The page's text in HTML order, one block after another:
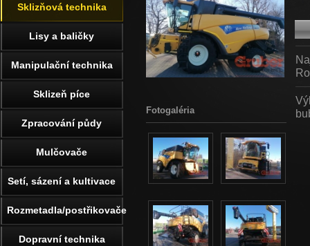
Fotogaléria
Sklizňová technika
Lisy a baličky
Manipulační technika
Sklizeň píce
Zpracování půdy
Mulčovače
Setí, sázení a kultivace
Rozmetadla/postřikovače
Dopravní technika